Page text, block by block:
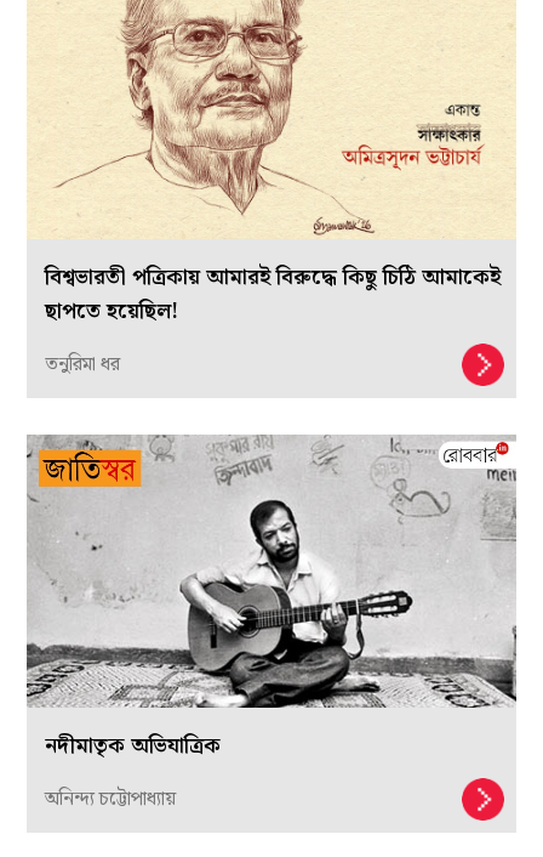
বিশ্বভারতী পত্রিকায় আমারই বিরুদ্ধে কিছু চিঠি আমাকেই
ছাপতে হয়েছিল!
তনুরিমা ধর
নদীমাতৃক অভিযাত্রিক
অনিন্দ্য চট্টোপাধ্যায়